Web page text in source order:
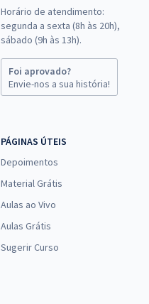
Horário de atendimento:
segunda a sexta (8h às 20h),
sábado (9h às 13h).
Foi aprovado?
Envie-nos a sua história!
PÁGINAS ÚTEIS
Depoimentos
Material Grátis
Aulas ao Vivo
Aulas Grátis
Sugerir Curso